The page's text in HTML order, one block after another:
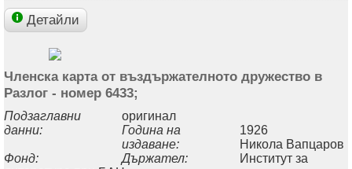
Детайли
Членска карта от въздържателното дружество в
Разлог - номер 6433;
Подзаглавни
данни:
оригинал
Година на
издаване:
1926
Фонд:
Никола Вапцаров
Държател:
Институт за